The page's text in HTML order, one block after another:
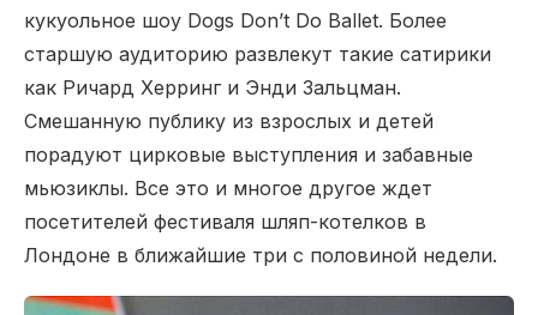
кукуольное шоу Dogs Don’t Do Ballet. Более
старшую аудиторию развлекут такие сатирики
как Ричард Херринг и Энди Зальцман.
Смешанную публику из взрослых и детей
порадуют цирковые выступления и забавные
мьюзиклы. Все это и многое другое ждет
посетителей фестиваля шляп-котелков в
Лондоне в ближайшие три с половиной недели.